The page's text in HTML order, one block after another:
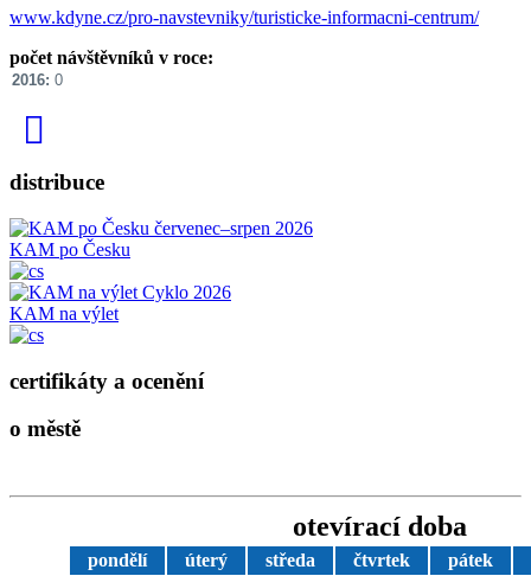
www.kdyne.cz/pro-navstevniky/turisticke-informacni-centrum/
počet návštěvníků v roce:
2016: 0
distribuce
KAM po Česku
KAM na výlet
certifikáty a ocenění
o městě
otevírací doba
pondělí úterý středa čtvrtek
pátek